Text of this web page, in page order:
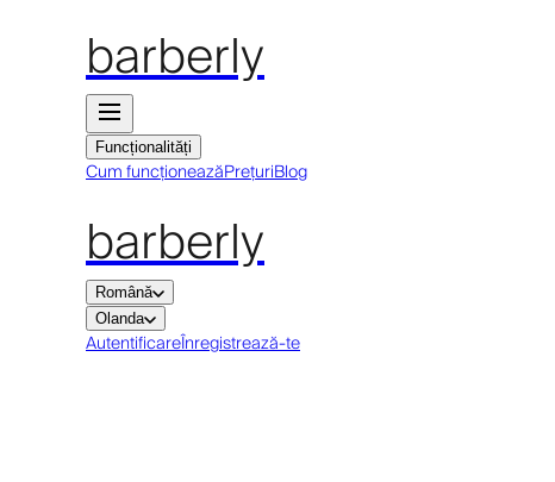
barberly
Funcționalități
Cum funcționeazăPrețuriBlog
barberly
Română
Olanda
AutentificareÎnregistrează-te